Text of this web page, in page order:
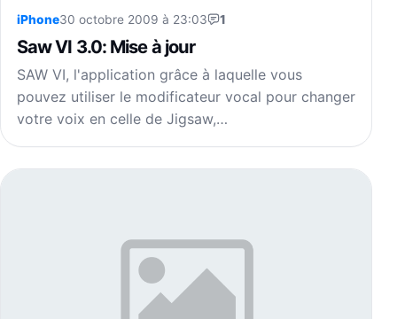
iPhone30 octobre 2009 à 23:03 1
Saw VI 3.0: Mise à jour
SAW VI, l'application grâce à laquelle vous
pouvez utiliser le modificateur vocal pour changer
votre voix en celle de Jigsaw,…